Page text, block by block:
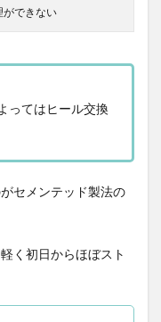
ができない
ってはヒール交換
セメンテッド製法の
く初日からほぼスト